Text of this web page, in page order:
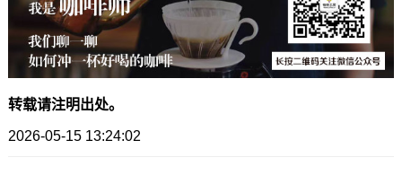
转载请注明出处。
2026-05-15 13:24:02